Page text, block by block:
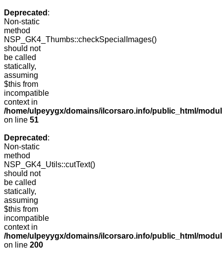
Deprecated :
Non-static
method
NSP_GK4_Thumbs::checkSpecialImages()
should not
be called
statically,
assuming
$this from
incompatible
context in
/home/ulpeyygx/domains/ilcorsaro.info/public_html/
on line 51
Deprecated :
Non-static
method
NSP_GK4_Utils::cutText()
should not
be called
statically,
assuming
$this from
incompatible
context in
/home/ulpeyygx/domains/ilcorsaro.info/public_html/
on line 200